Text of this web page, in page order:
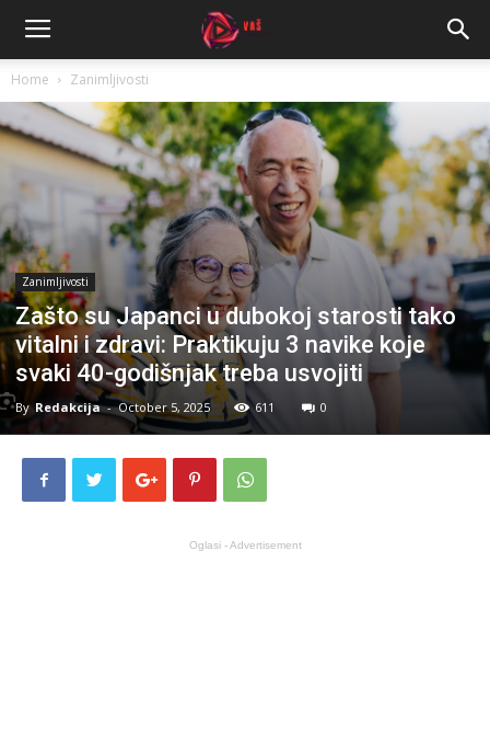
Home Zanimljivosti
Zanimljivosti
Zašto su Japanci u dubokoj starosti tako
vitalni i zdravi: Praktikuju 3 navike koje
svaki 40-godišnjak treba usvojiti
By Redakcija - October 5, 2025 611 0
Oglasi - Advertisement